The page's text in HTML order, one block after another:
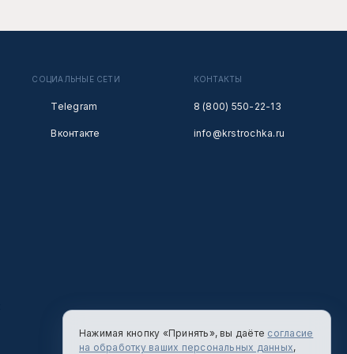
СОЦИАЛЬНЫЕ СЕТИ
Telegram
Вконтакте
КОНТАКТЫ
8 (800) 550-22-13
info@krstrochka.ru
Нажимая кнопку «Принять», вы даёте согласие
на обработку ваших персональных данных,